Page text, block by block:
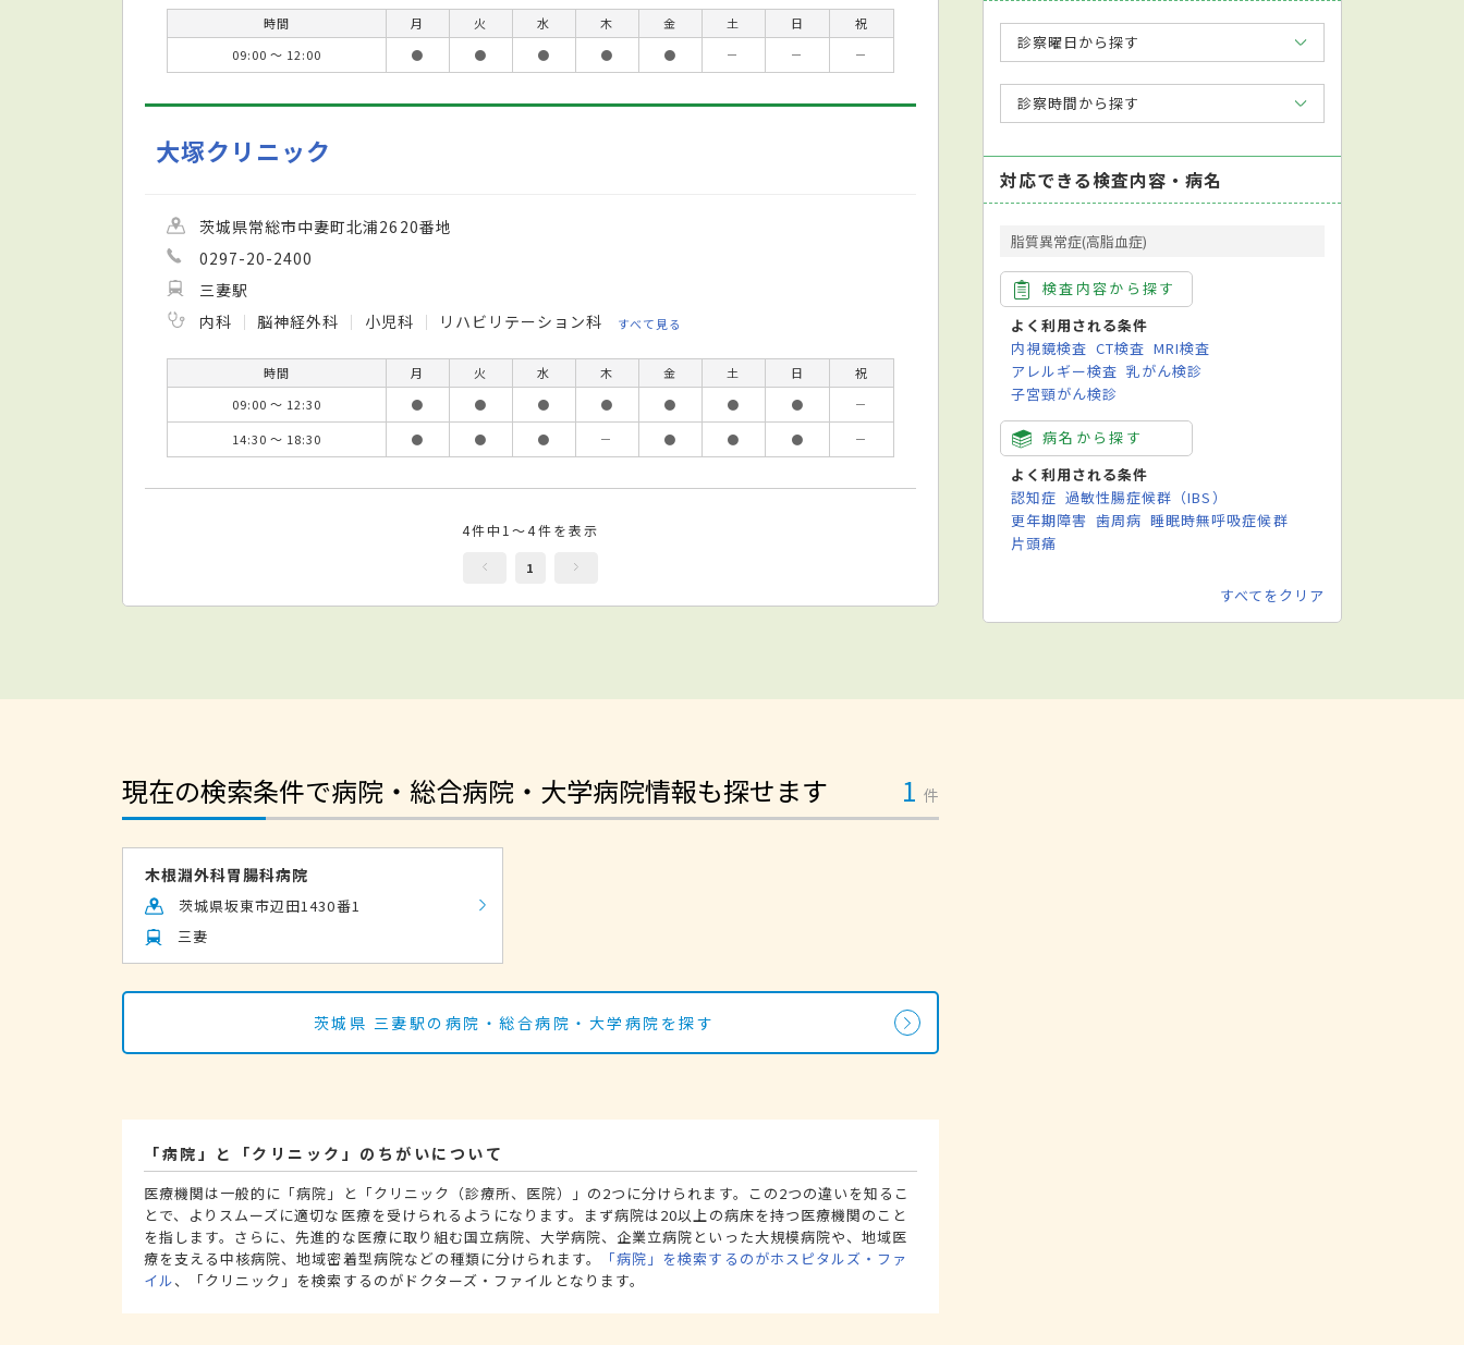
時間 月 火 水 木 金 土 日
祝
09:00 ～ 12:00
● ● ● ● ● － － －
大塚クリニック
茨城県常総市中妻町北浦2620番地
0297-20-2400
三妻駅
内科
脳神経外科 小児科 リハビリテーション科 すべて見る
時間 月 火 水 木 金 土 日
祝
09:00 ～ 12:30
● ● ● ● ● ● ●
－
14:30 ～ 18:30
● ● ● － ● ● ● －
4件中1～4件を表示
1
診察曜日から探す
診察時間から探す
対応できる検査内容・病名
脂質異常症(高脂血症)
検査内容から探す
よく利用される条件
内視鏡検査 CT検査 MRI検査
アレルギー検査 乳がん検診
子宮頸がん検診
病名から探す
よく利用される条件
認知症 過敏性腸症候群（IBS）
更年期障害 歯周病 睡眠時無呼吸症候群
片頭痛
すべてをクリア
現在の検索条件で病院・総合病院・大学病院情報も探せます 1 件
木根淵外科胃腸科病院
茨城県坂東市辺田1430番1
三妻
茨城県 三妻駅の病院・総合病院・大学病院を探す
「病院」と「クリニック」のちがいについて
医療機関は一般的に「病院」と「クリニック（診療所、医院）」の2つに分けられます。この2つの違いを知るこ
とで、よりスムーズに適切な医療を受けられるようになります。まず病院は20以上の病床を持つ医療機関のこと
を指します。さらに、先進的な医療に取り組む国立病院、大学病院、企業立病院といった大規模病院や、地域医
療を支える中核病院、地域密着型病院などの種類に分けられます。
「病院」を検索するのがホスピタルズ・ファ
イル、「クリニック」を検索するのがドクターズ・ファイルとなります。